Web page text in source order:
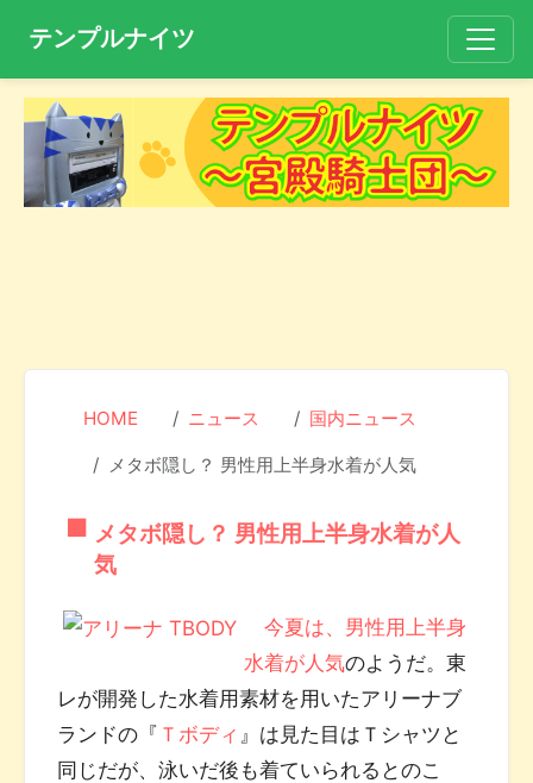
テンプルナイツ
HOME ニュース 国内ニュース
メタボ隠し？ 男性用上半身水着が人気
メタボ隠し？ 男性用上半身水着が人
気
今夏は、男性用上半身
水着が人気のようだ。東
レが開発した水着用素材を用いたアリーナブ
ランドの『 Ｔボディ 』は見た目はＴシャツと
同じだが、泳いだ後も着ていられるとのこ